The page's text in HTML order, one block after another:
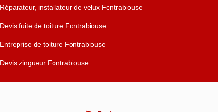
Réparateur, installateur de velux Fontrabiouse
Devis fuite de toiture Fontrabiouse
Entreprise de toiture Fontrabiouse
Devis zingueur Fontrabiouse